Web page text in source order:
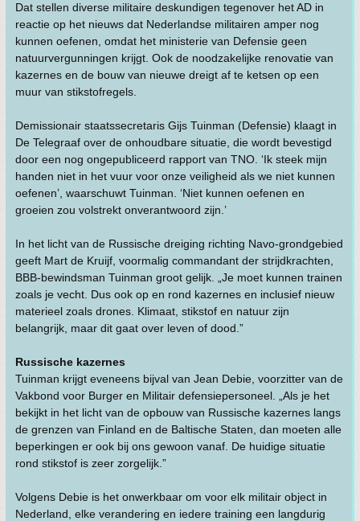
Dat stellen diverse militaire deskundigen tegenover het AD in
reactie op het nieuws dat Nederlandse militairen amper nog
kunnen oefenen, omdat het ministerie van Defensie geen
natuurvergunningen krijgt. Ook de noodzakelijke renovatie van
kazernes en de bouw van nieuwe dreigt af te ketsen op een
muur van stikstofregels.
Demissionair staatssecretaris Gijs Tuinman (Defensie) klaagt in
De Telegraaf over de onhoudbare situatie, die wordt bevestigd
door een nog ongepubliceerd rapport van TNO. ‘Ik steek mijn
handen niet in het vuur voor onze veiligheid als we niet kunnen
oefenen’, waarschuwt Tuinman. ‘Niet kunnen oefenen en
groeien zou volstrekt onverantwoord zijn.’
In het licht van de Russische dreiging richting Navo-grondgebied
geeft Mart de Kruijf, voormalig commandant der strijdkrachten,
BBB-bewindsman Tuinman groot gelijk. „Je moet kunnen trainen
zoals je vecht. Dus ook op en rond kazernes en inclusief nieuw
materieel zoals drones. Klimaat, stikstof en natuur zijn
belangrijk, maar dit gaat over leven of dood.”
Russische kazernes
Tuinman krijgt eveneens bijval van Jean Debie, voorzitter van de
Vakbond voor Burger en Militair defensiepersoneel. „Als je het
bekijkt in het licht van de opbouw van Russische kazernes langs
de grenzen van Finland en de Baltische Staten, dan moeten alle
beperkingen er ook bij ons gewoon vanaf. De huidige situatie
rond stikstof is zeer zorgelijk.”
Volgens Debie is het onwerkbaar om voor elk militair object in
Nederland, elke verandering en iedere training een langdurig